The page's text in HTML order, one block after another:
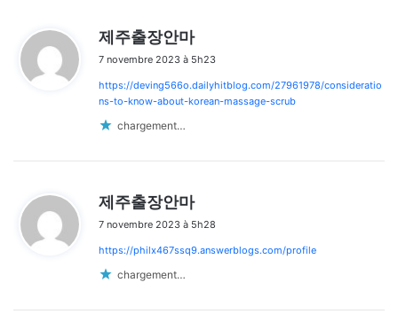
제주출장안마
t
:
7 novembre 2023 à 5h23
https://deving566o.dailyhitblog.com/27961978/consideratio
ns-to-know-about-korean-massage-scrub
chargement…
제주출장안마
t
7 novembre 2023 à 5h28
https://philx467ssq9.answerblogs.com/profile
chargement…